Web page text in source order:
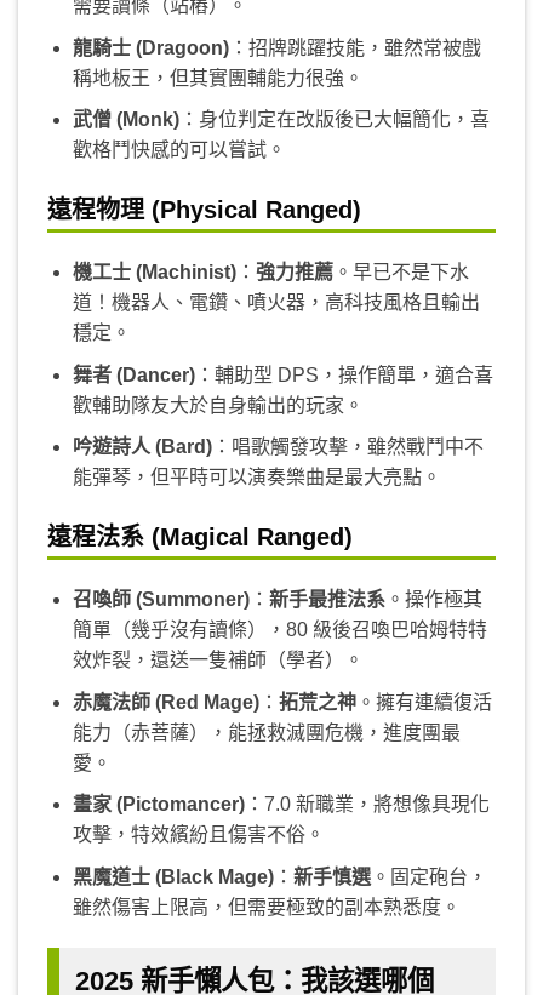
需要讀條（站樁）。
龍騎士 (Dragoon)：招牌跳躍技能，雖然常被戲
稱地板王，但其實團輔能力很強。
武僧 (Monk)：身位判定在改版後已大幅簡化，喜
歡格鬥快感的可以嘗試。
遠程物理 (Physical Ranged)
機工士 (Machinist)： 強力推薦。早已不是下水
道！機器人、電鑽、噴火器，高科技風格且輸出
穩定。
舞者 (Dancer)：輔助型 DPS，操作簡單，適合喜
歡輔助隊友大於自身輸出的玩家。
吟遊詩人 (Bard)：唱歌觸發攻擊，雖然戰鬥中不
能彈琴，但平時可以演奏樂曲是最大亮點。
遠程法系 (Magical Ranged)
召喚師 (Summoner)： 新手最推法系。操作極其
簡單（幾乎沒有讀條），80 級後召喚巴哈姆特特
效炸裂，還送一隻補師（學者）。
赤魔法師 (Red Mage)： 拓荒之神。擁有連續復活
能力（赤菩薩），能拯救滅團危機，進度團最
愛。
畫家 (Pictomancer)：7.0 新職業，將想像具現化
攻擊，特效繽紛且傷害不俗。
黑魔道士 (Black Mage)： 新手慎選。固定砲台，
雖然傷害上限高，但需要極致的副本熟悉度。
2025 新手懶人包：我該選哪個